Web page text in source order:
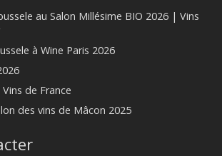
au Salon Millésime BIO 2026 | Vins
à Wine Paris 2026
de France
des vins de Mâcon 2025